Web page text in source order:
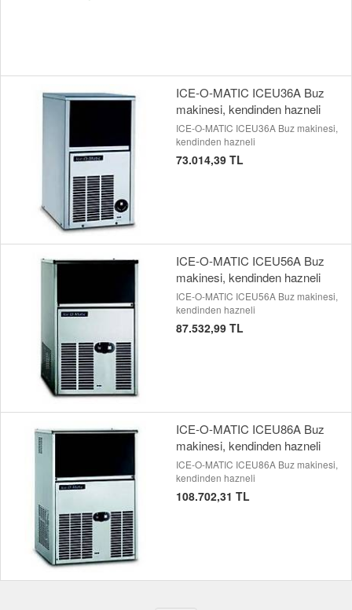
ICE-O-MATIC ICEU36A Buz
makinesi, kendinden hazneli
ICE-O-MATIC ICEU36A Buz makinesi,
kendinden hazneli
73.014,39 TL
ICE-O-MATIC ICEU56A Buz
makinesi, kendinden hazneli
ICE-O-MATIC ICEU56A Buz makinesi,
kendinden hazneli
87.532,99 TL
ICE-O-MATIC ICEU86A Buz
makinesi, kendinden hazneli
ICE-O-MATIC ICEU86A Buz makinesi,
kendinden hazneli
108.702,31 TL